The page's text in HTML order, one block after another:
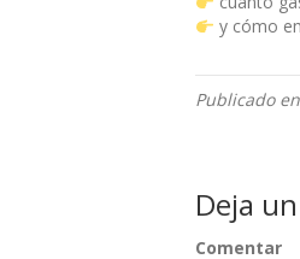
y cómo
Publicado en
Deja
Comentar